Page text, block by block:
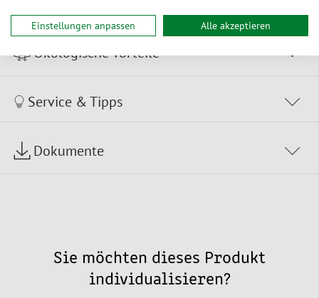
Ökologische Vorteile
Service & Tipps
Dokumente
Sie möchten dieses Produkt
individualisieren?
Einstellungen anpassen Alle akzeptieren